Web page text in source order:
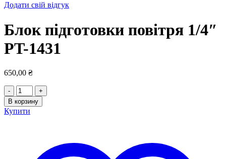
Додати свій відгук
Блок підготовки повітря 1/4″
PT-1431
650,00 ₴
Количество
товара
Блок
підготовки
В корзину
Купити